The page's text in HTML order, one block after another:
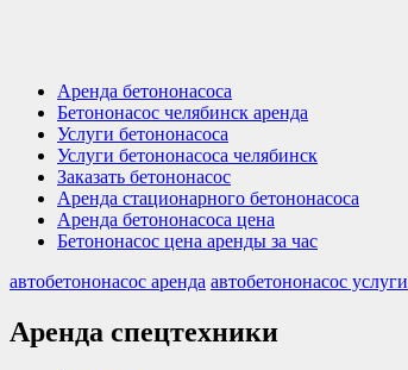
Аренда бетононасоса
Бетононасос челябинск аренда
Услуги бетононасоса
Услуги бетононасоса челябинск
Заказать бетононасос
Аренда стационарного бетононасоса
Аренда бетононасоса цена
Бетононасос цена аренды за час
автобетононасос аренда автобетононасос услуги
Аренда спецтехники